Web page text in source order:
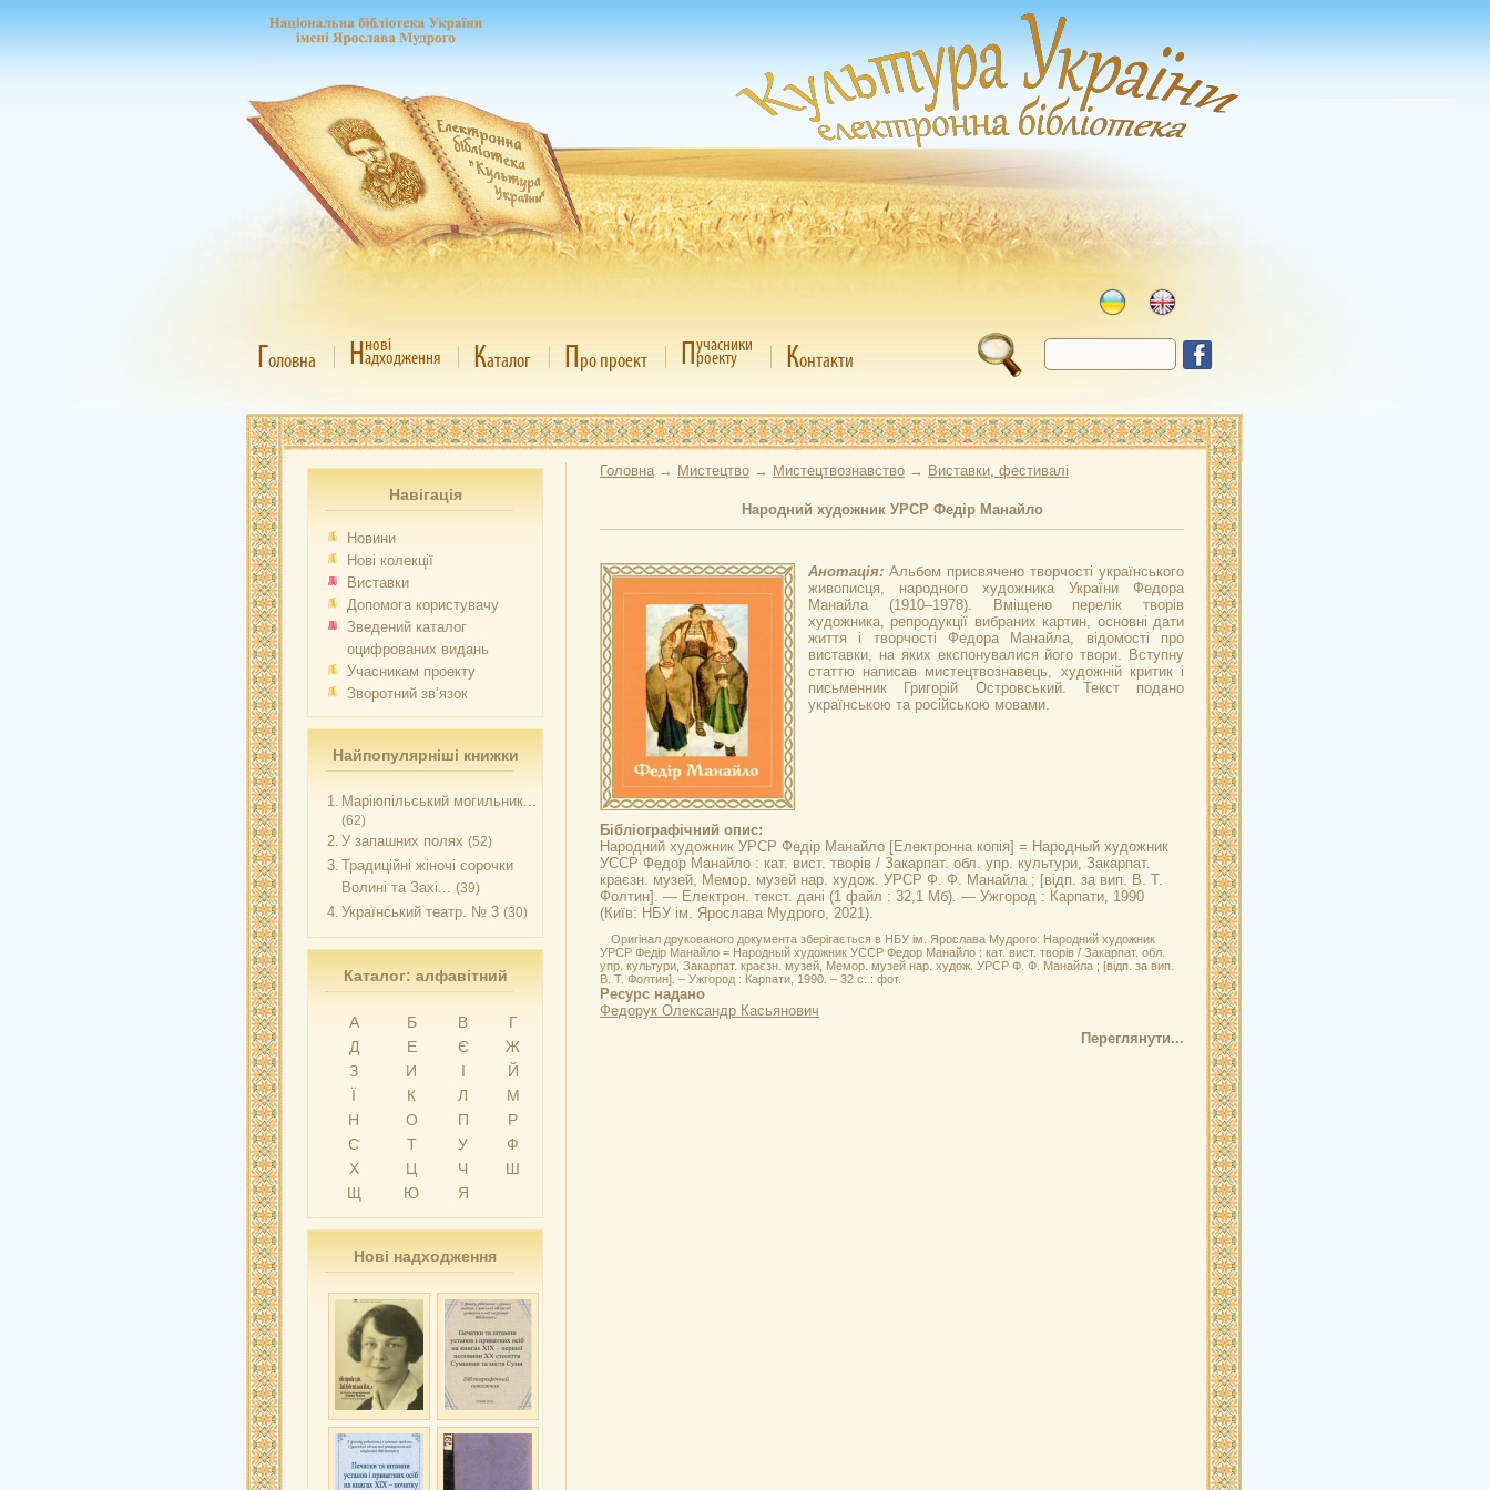
Головна Ннові
адходження Каталог Про проект Пучасники
роекту Контакти
Навігація
Новини
Нові колекції
Виставки
Допомога користувачу
Зведений каталог
оцифрованих видань
Учасникам проекту
Зворотний зв’язок
Найпопулярніші книжки
1. Маріюпільський могильник...
(62)
2. У запашних полях (52)
3. Традиційні жіночі сорочки
Волині та Захі... (39)
4. Український театр. № 3 (30)
Каталог: алфавітний
А Б В
Г
Д
Е Є
Ж
З
И І
Й
Ї
К Л
М
Н
О П
Р
С
Т У
Ф
Х
Ц Ч
Ш
Щ
Ю Я
Нові надходження
Головна → Мистецтво → Мистецтвознавство → Виставки, фестивалі
Народний художник УРСР Федір Манайло
Анотація: Альбом присвячено творчості українського
живописця, народного художника України Федора
Манайла (1910–1978). Вміщено перелік творів
художника, репродукції вибраних картин, основні дати
життя і творчості Федора Манайла, відомості про
виставки, на яких експонувалися його твори. Вступну
статтю написав мистецтвознавець, художній критик і
письменник Григорій Островський. Текст подано
українською та російською мовами.
Бібліографічний опис:
Народний художник УРСР Федір Манайло [Електронна копія] = Народный художник
УССР Федор Манайло : кат. вист. творів / Закарпат. обл. упр. культури, Закарпат.
краєзн. музей, Мемор. музей нар. худож. УРСР Ф. Ф. Манайла ; [відп. за вип. В. Т.
Фолтин]. — Електрон. текст. дані (1 файл : 32,1 Мб). — Ужгород : Карпати, 1990
(Київ: НБУ ім. Ярослава Мудрого, 2021).
Оригінал друкованого документа зберігається в НБУ ім. Ярослава Мудрого: Народний художник
УРСР Федір Манайло = Народный художник УССР Федор Манайло : кат. вист. творів / Закарпат. обл.
упр. культури, Закарпат. краєзн. музей, Мемор. музей нар. худож. УРСР Ф. Ф. Манайла ; [відп. за вип.
В. Т. Фолтин]. – Ужгород : Карпати, 1990. – 32 с. : фот.
Ресурс надано
Федорук Олександр Касьянович
Переглянути...